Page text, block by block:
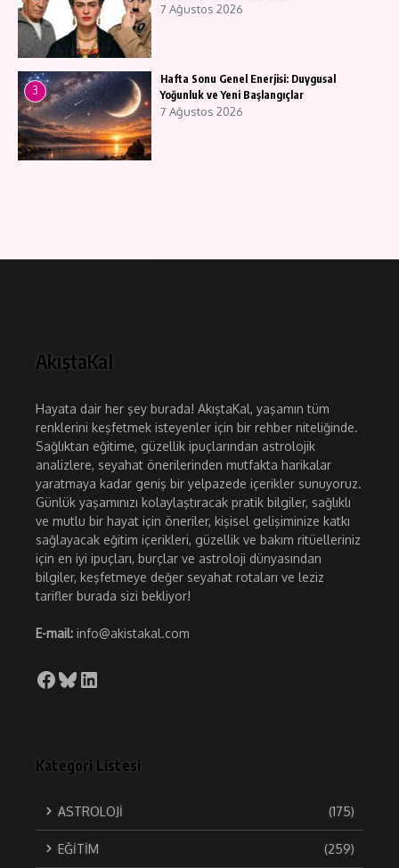
7 Ağustos 2026
3
Hafta Sonu Genel Enerjisi: Duygusal
Yoğunluk ve Yeni Başlangıçlar
7 Ağustos 2026
AkıştaKal
Hayata dair her şey burada! AkıştaKal, yaşamın tüm
renklerini keşfetmek isteyenler için bir rehber niteliğinde.
Sağlıktan eğitime, güzellik ipuçlarından astrolojik
analizlere, seyahat önerilerinden mutfakta harikalar
yaratmaya kadar geniş bir yelpazede içerikler sunuyoruz.
Günlük yaşamınızı kolaylaştıracak pratik bilgiler, sağlıklı
ve mutlu bir hayat için öneriler, kişisel gelişiminize katkı
sağlayacak eğitim içerikleri, güzellik ve bakım ritüelleriniz
için en iyi ipuçları, burçlar ve astroloji dünyasından
bilgiler, keşfetmeye değer seyahat rotaları ve leziz
tarifler burada sizi bekliyor!
E-mail: info@akistakal.com
Facebook
Bluesky
LinkedIn
Kategori Listesi
ASTROLOJİ (175)
EĞİTİM (259)